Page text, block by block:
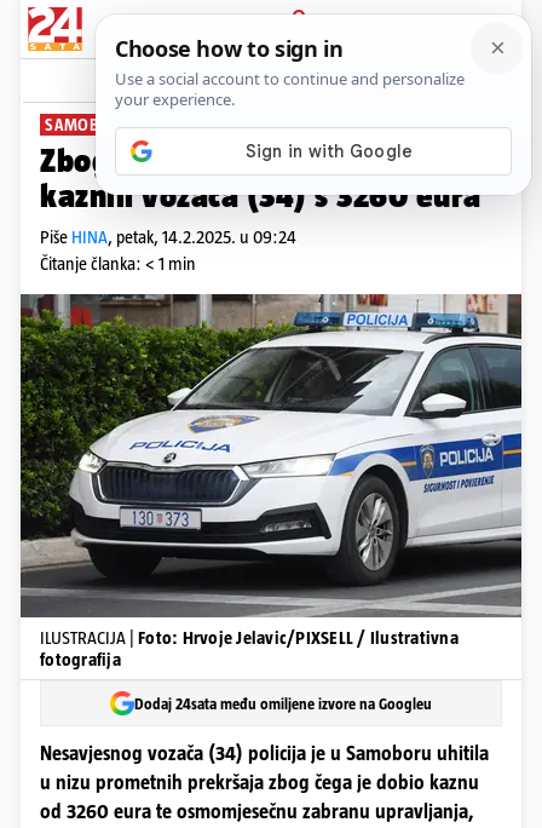
PRIJAVA
News Komentari
SAMOBOR
Zbog niza prometnih prekršaja
kaznili vozača (34) s 3260 eura
Piše HINA, petak, 14.2.2025. u 09:24
Čitanje članka: < 1 min
ILUSTRACIJA | Foto: Hrvoje Jelavic/PIXSELL / Ilustrativna
fotografija
Dodaj 24sata među omiljene izvore na Googleu
Nesavjesnog vozača (34) policija je u Samoboru uhitila
u nizu prometnih prekršaja zbog čega je dobio kaznu
od 3260 eura te osmomjesečnu zabranu upravljanja,